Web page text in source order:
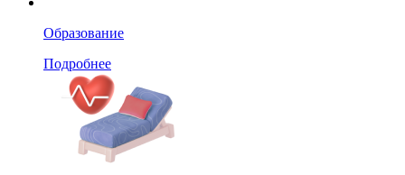
Образование
Подробнее